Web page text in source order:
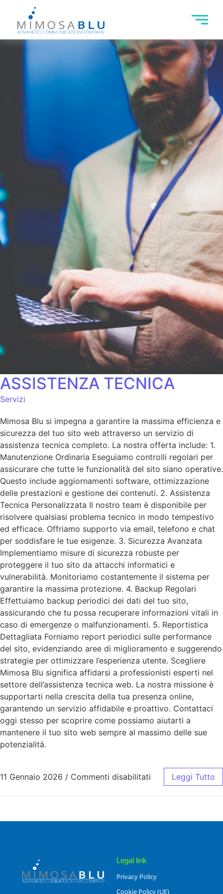
ASSISTENZA TECNICA
Servizi
Mimosa Blu si impegna a garantire la massima efficienza e
sicurezza del tuo sito web attraverso un servizio di
assistenza tecnica completo. La nostra offerta include: 1.
Manutenzione Ordinaria Eseguiamo controlli regolari per
assicurare che tutte le funzionalità del sito siano operative.
Questo include aggiornamenti software, ottimizzazione
delle prestazioni e gestione dei contenuti. 2. Assistenza
Tecnica Personalizzata Il nostro team è disponibile per
risolvere qualsiasi problema tecnico in modo tempestivo
ed efficace. Offriamo supporto via email, telefono e chat
per soddisfare le tue esigenze. 3. Sicurezza Avanzata
Implementiamo misure di sicurezza robuste per
proteggere il tuo sito da attacchi informatici e
vulnerabilità. Monitoriamo costantemente il sistema per
garantire la massima protezione. 4. Backup Regolari
Effettuiamo backup periodici dei dati del tuo sito,
assicurando che tu possa recuperare informazioni vitali in
caso di emergenze o malfunzionamenti. 5. Reportistica
Dettagliata Forniamo report periodici sulle performance
del sito, evidenziando aree di miglioramento e suggerendo
strategie per ottimizzare l’esperienza utente. Scegliere
Mimosa Blu significa affidarsi a professionisti esperti nel
settore dell’assistenza tecnica web. La nostra missione è
supportarti nella crescita della tua presenza online,
garantendo un servizio affidabile e proattivo. Contattaci
oggi stesso per scoprire come possiamo aiutarti a
mantenere il tuo sito web sempre al massimo delle sue
potenzialità.
11 Gennaio 2026 / Commenti disabilitati Leggi Tutto
Legal link
Privacy Policy
Cookie Policy (UE)